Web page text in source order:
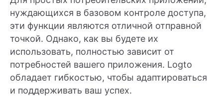
нуждающихся в базовом контроле доступа,
эти функции являются отличной отправной
точкой. Однако, как вы будете их
использовать, полностью зависит от
потребностей вашего приложения. Logto
обладает гибкостью, чтобы адаптироваться
и поддерживать ваш успех.